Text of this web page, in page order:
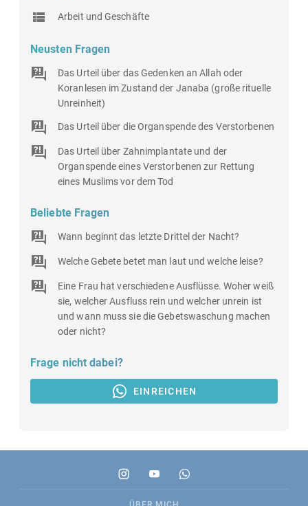
Arbeit und Geschäfte
Neusten Fragen
Das Urteil über das Gedenken an Allah oder
Koranlesen im Zustand der Janaba (große rituelle
Unreinheit)
Das Urteil über die Organspende des Verstorbenen
Das Urteil über Zahnimplantate und der
Organspende eines Verstorbenen zur Rettung
eines Muslims vor dem Tod
Beliebte Fragen
Wann beginnt das letzte Drittel der Nacht?
Welche Gebete betet man laut und welche leise?
Eine Frau hat verschiedene Ausflüsse. Woher weiß
sie, welcher Ausfluss rein und welcher unrein ist
und wann muss sie die Gebetswaschung machen
oder nicht?
Frage nicht dabei?
EINREICHEN